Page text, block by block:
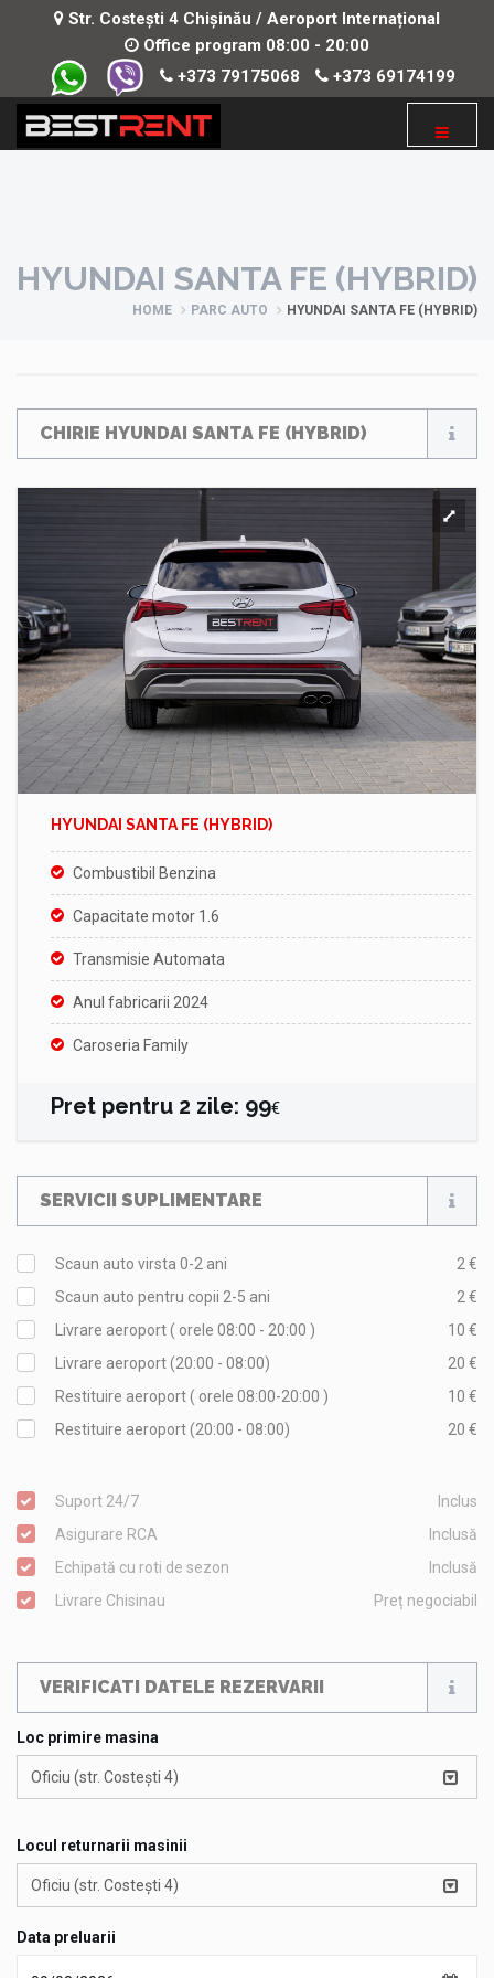
Str. Costești 4 Chișinău / Aeroport Internațional
Office program 08:00 - 20:00
+373 79175068
+373 69174199
HYUNDAI SANTA FE (HYBRID)
HOME PARC AUTO HYUNDAI SANTA FE (HYBRID)
CHIRIE HYUNDAI SANTA FE (HYBRID)
HYUNDAI SANTA FE (HYBRID)
Combustibil Benzina
Capacitate motor 1.6
Transmisie Automata
Anul fabricarii 2024
Caroseria Family
Pret pentru 2 zile: 99€
SERVICII SUPLIMENTARE
Scaun auto virsta 0-2 ani
2 €
Scaun auto pentru copii 2-5 ani
2 €
Livrare aeroport ( orele 08:00 - 20:00 )
10 €
Livrare aeroport (20:00 - 08:00)
20 €
Restituire aeroport ( orele 08:00-20:00 )
10 €
Restituire aeroport (20:00 - 08:00)
20 €
Suport 24/7
Inclus
Asigurare RCA
Inclusă
Echipată cu roti de sezon
Inclusă
Livrare Chisinau
Preț negociabil
VERIFICATI DATELE REZERVARII
Loc primire masina
Oficiu (str. Costești 4)
Locul returnarii masinii
Oficiu (str. Costești 4)
Data preluarii